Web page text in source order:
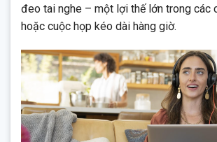
đeo tai nghe – một lợi thế lớn trong các
hoặc cuộc họp kéo dài hàng giờ.